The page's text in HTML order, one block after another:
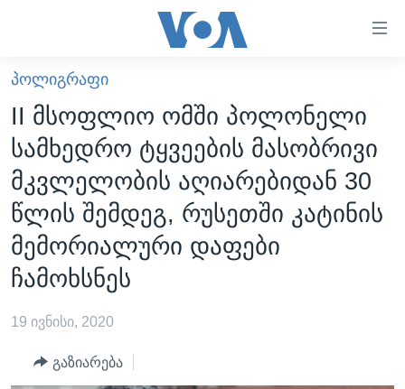
ხელმისაწვდომობისთვის
გადადით
მთავარზე
გადადით
მთავარ
ნავიგაციაზე
გადადით
ძიებაზე
ᲐᲮᲐᲚᲘ ᲐᲛᲑᲔᲑᲘ
ᲡᲐᲥᲐᲠᲗᲕᲔᲚᲝ
ᲐᲨᲨ
ᲐᲨᲨ-ᲘᲡ ᲐᲠᲩᲔᲕᲜᲔᲑᲘ 2024
ᲛᲡᲝᲤᲚᲘᲝ
ᲕᲘᲓᲔᲝᲔᲑᲘ
ᲒᲐᲓᲐᲪᲔᲛᲔᲑᲘ
ᲕᲐᲨᲘᲜᲒᲢᲝᲜᲘ ᲓᲦᲔᲡ
ᲡᲮᲕᲐ ᲡᲘᲐᲮᲚᲔᲔᲑᲘ
ᲞᲝᲚᲘᲒᲠᲐᲤᲘ
II მსოფლიო ომში პოლონელი
სამხედრო ტყვეების მასობრივი
მკვლელობის აღიარებიდან 30
წლის შემდეგ, რუსეთში კატინის
მემორიალური დაფები
ჩამოხსნეს
19 ივნისი, 2020
გაზიარება